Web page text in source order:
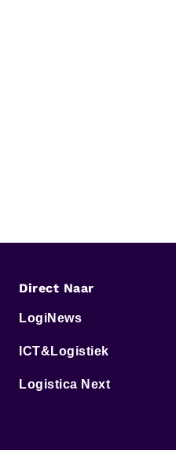
Direct Naar
LogiNews
ICT&Logistiek
Logistica Next